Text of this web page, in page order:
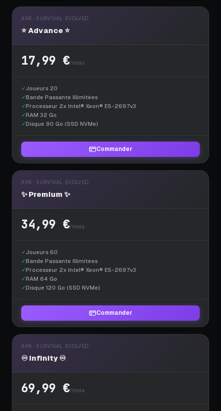
ARK: SURVIVAL EVOLVED
⭐ Advance ⭐
17,99 €/mois
✓ Joueurs 20
✓Bande Passante Illimitées
✓Processeur 2x Intel® Xeon® E5-2697v3
✓RAM 32 Go
✓Disque 90 Go (SSD NVMe)
Commander
ARK: SURVIVAL EVOLVED
✨ Premium ✨
34,99 €/mois
✓ Joueurs 60
✓Bande Passante Illimitées
✓Processeur 2x Intel® Xeon® E5-2697v3
✓RAM 64 Go
✓Disque 120 Go (SSD NVMe)
Commander
ARK: SURVIVAL EVOLVED
♾️ Infinity ♾️
69,99 €/mois